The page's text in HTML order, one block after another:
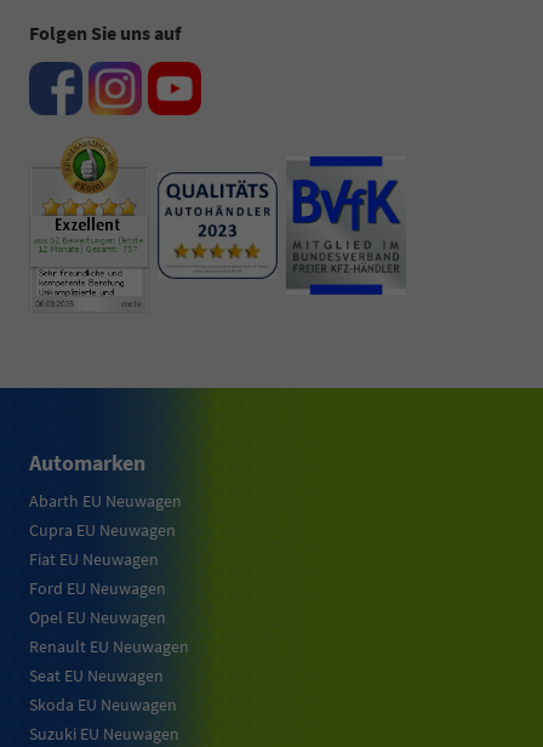
Folgen Sie uns auf
Automarken
Abarth EU Neuwagen
Cupra EU Neuwagen
Fiat EU Neuwagen
Ford EU Neuwagen
Opel EU Neuwagen
Renault EU Neuwagen
Seat EU Neuwagen
Skoda EU Neuwagen
Suzuki EU Neuwagen